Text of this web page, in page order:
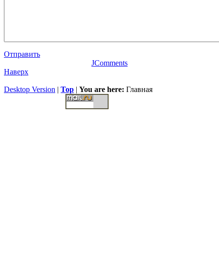
Отправить
JComments
Наверх
Desktop Version | Top | You are here: Главная